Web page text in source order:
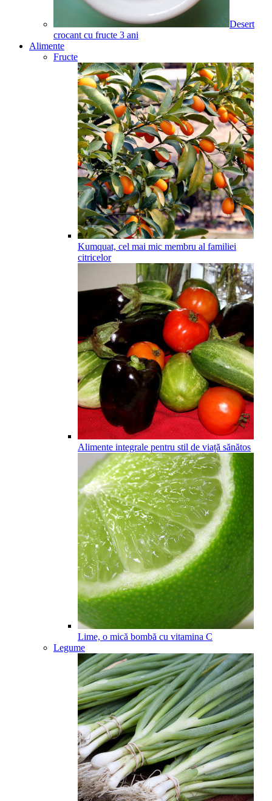
Desert
crocant cu fructe 3 ani
Alimente
Fructe
Kumquat, cel mai mic membru al familiei
citricelor
Alimente integrale pentru stil de viață sănătos
Lime, o mică bombă cu vitamina C
Legume